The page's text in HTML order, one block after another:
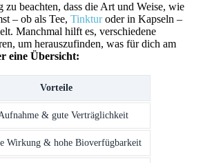
beachten, ⁢dass die​ Art und ‍Weise, wie
– ‌ob als ‍Tee, Tinkturoder in Kapseln –
Manchmal⁣ hilft es, verschiedene
⁤um herauszufinden, was für dich am
eine Übersicht:
Vorteile
& gute​ Verträglichkeit
Wirkung & hohe⁤ Bioverfügbarkeit